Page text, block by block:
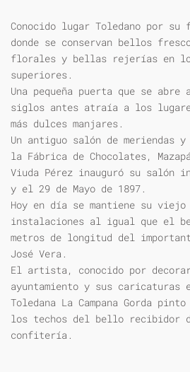
Conocido lugar Toledano por su
donde se conservan bellos
florales y bellas rejerías en
superiores.
Una pequeña puerta que se
siglos antes atraía a los
más dulces manjares.
Un antiguo salón de meriendas
la Fábrica de Chocolates,
Viuda Pérez inauguró su
y el 29 de Mayo de 1897.
Hoy en día se mantiene su
instalaciones al igual que el
metros de longitud del
José Vera.
El artista, conocido por
ayuntamiento y sus
Toledana La Campana Gorda
los techos del bello recibidor
confitería.